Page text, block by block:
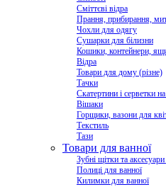
Сміттєві відра
Прання, прибирання,
Чохли для одягу
Сушарки для білизни
Кошики, контейнери,
Відра
Товари для дому (різне)
Тачки
Скатертини і серветки на
Вішаки
Горщики, вазони для
Текстиль
Тази
Товари для ванної
Зубні щітки та
Полиці для ванної
Килимки для ванної